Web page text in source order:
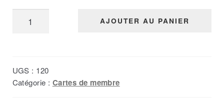
soutien
AJOUTER AU PANIER
UGS : 120
Catégorie : Cartes de membre